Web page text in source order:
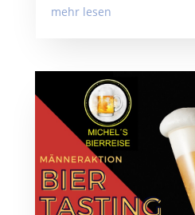
mehr lesen